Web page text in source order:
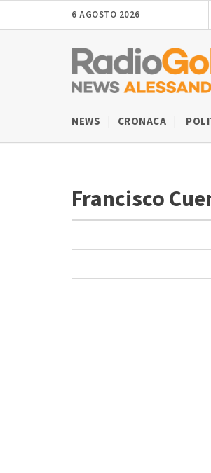
6 AGOSTO 2026
NEWS CRONACA
Francisco